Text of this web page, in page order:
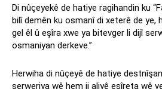
Di nûçeyekê de hatiye ragihandin ku
bilî demên ku osmanî di xeterê de ye,
gel êl û eşîra xwe ya bitevger li dijî
osmaniyan derkeve.”
Herwiha di nûçeyê de hatiye
serweriya wê hem ji aliyê eşîreta wê